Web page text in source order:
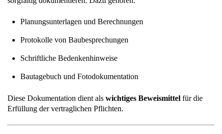
Planungsunterlagen und Berechnungen
Protokolle von Baubesprechungen
Schriftliche Bedenkenhinweise
Bautagebuch und Fotodokumentation
Diese Dokumentation dient als wichtiges Beweismittel für die
Erfüllung der vertraglichen Pflichten.